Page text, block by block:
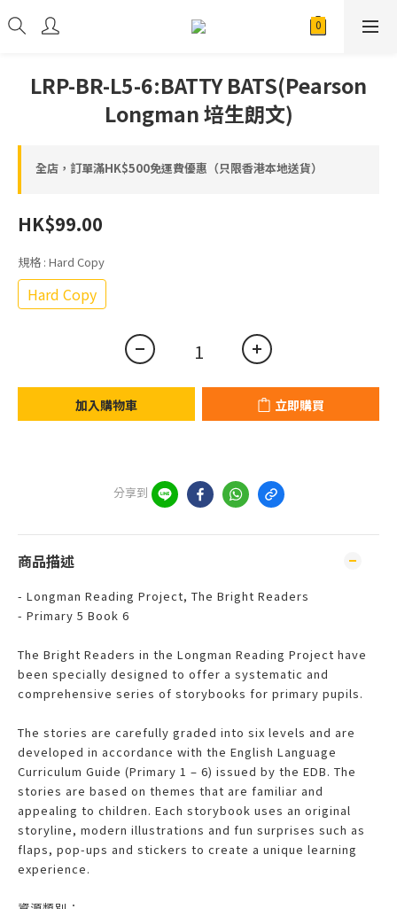
LRP-BR-L5-6:BATTY BATS(Pearson
Longman 培生朗文)
全店，訂單滿HK$500免運費優惠（只限香港本地送貨）
HK$99.00
規格 : Hard Copy
Hard Copy
加入購物車 立即購買
分享到
商品描述
- Longman Reading Project, The Bright Readers
- Primary 5 Book 6
The Bright Readers in the Longman Reading Project have
been specially designed to offer a systematic and
comprehensive series of storybooks for primary pupils.
The stories are carefully graded into six levels and are
developed in accordance with the English Language
Curriculum Guide (Primary 1 – 6) issued by the EDB. The
stories are based on themes that are familiar and
appealing to children. Each storybook uses an original
storyline, modern illustrations and fun surprises such as
flaps, pop-ups and stickers to create a unique learning
experience.